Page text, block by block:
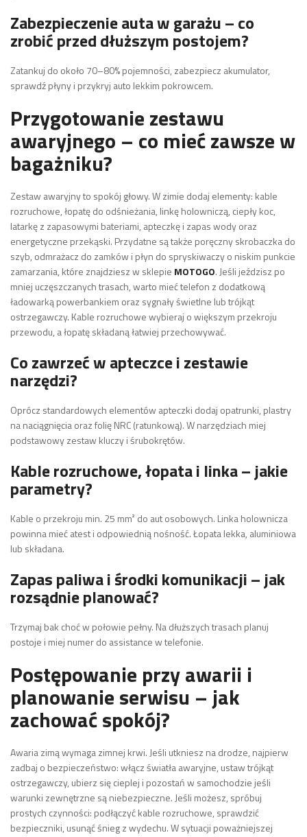
Zabezpieczenie auta w garażu – co
zrobić przed dłuższym postojem?
Zatankuj do około 70–80% pojemności, zabezpiecz akumulator,
sprawdź płyny i przykryj auto lekkim pokrowcem.
Przygotowanie zestawu
awaryjnego – co mieć zawsze w
bagażniku?
Zestaw awaryjny to spokój głowy. W zimie dodaj elementy: kable
rozruchowe, łopatę do odśnieżania, linkę holowniczą, ciepły koc,
latarkę z zapasowymi bateriami, apteczkę i zapas wody oraz
energetyczne przekąski. Przydatne są także poręczny skrobaczka do
szyb, odmrażacz do zamków i płyn do spryskiwaczy o niskim punkcie
zamarzania, które znajdziesz w sklepie MOTOGO. Jeśli jeździsz po
mniej uczęszczanych trasach, warto mieć telefon z dodatkową
ładowarką powerbankiem oraz sygnały świetlne lub trójkąt
ostrzegawczy. Kable rozruchowe wybieraj o większym przekroju
przewodu, a łopatę składaną łatwiej przechowywać.
Co zawrzeć w apteczce i zestawie
narzędzi?
Oprócz standardowych elementów apteczki dodaj opatrunki, plastry
na naciągnięcia oraz folię NRC (ratunkową). W narzędziach miej
podstawowy zestaw kluczy i śrubokrętów.
Kable rozruchowe, łopata i linka – jakie
parametry?
Kable o przekroju min. 25 mm² do aut osobowych. Linka holownicza
powinna mieć atest i odpowiednią nośność. Łopata lekka, aluminiowa
lub składana.
Zapas paliwa i środki komunikacji – jak
rozsądnie planować?
Trzymaj bak choć w połowie pełny. Na dłuższych trasach planuj
postoje i miej numer do assistance w telefonie.
Postępowanie przy awarii i
planowanie serwisu – jak
zachować spokój?
Awaria zimą wymaga zimnej krwi. Jeśli utkniesz na drodze, najpierw
zadbaj o bezpieczeństwo: włącz światła awaryjne, ustaw trójkąt
ostrzegawczy, ubierz się cieplej i pozostań w samochodzie jeśli
warunki zewnętrzne są niebezpieczne. Jeśli możesz, spróbuj
prostych czynności: podłączyć kable rozruchowe, sprawdzić
bezpieczniki, usunąć śnieg z wydechu. W sytuacji poważniejszej